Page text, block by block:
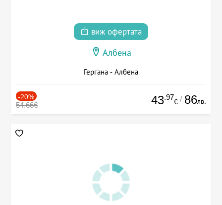
виж офертата
Албена
Гергана - Албена
-20%
54.66€ 43.97
€ / 86лв.